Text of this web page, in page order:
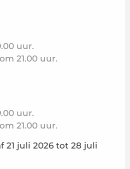
uur.
21.00 uur.
uur.
21.00 uur.
21 juli 2026 tot 28 juli